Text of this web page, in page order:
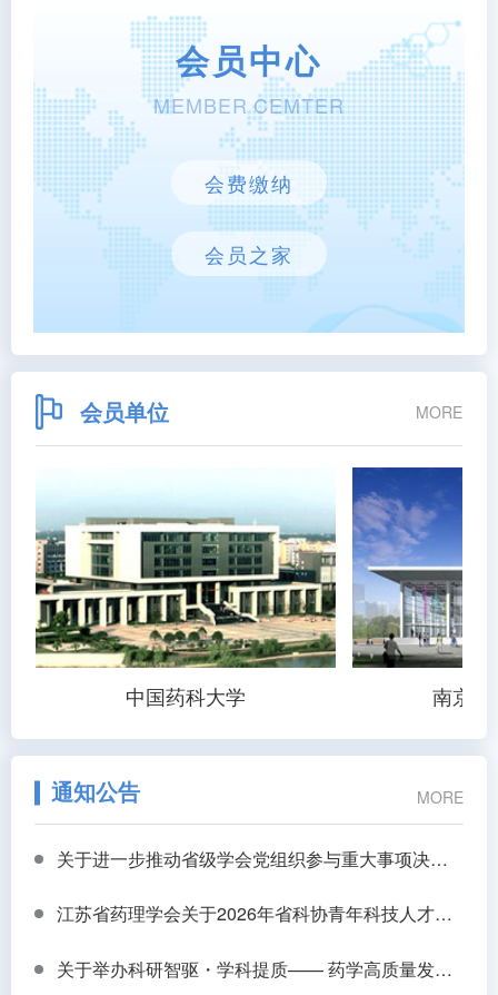
会员中心
MEMBER CEMTER
会费缴纳
会员之家
会员单位 MORE
中国药科大学 南京
通知公告 MORE
关于进一步推动省级学会党组织参与重大事项决策工作的通知
江苏省药理学会关于2026年省科协青年科技人才托举工程推荐人员的公示
关于举办科研智驱・学科提质—— 药学高质量发展专题研讨会的会议通知